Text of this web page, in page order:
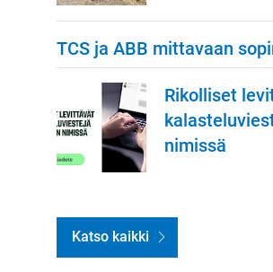
TCS ja ABB mittavaan
Rikolliset
nimissä
Katso kaikki